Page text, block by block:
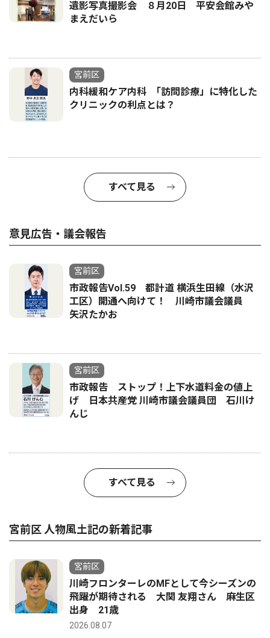
遺影写真撮影会 ８月20日 平安会館みや
まえだいら
宮前区
内科緩和ケア内科 ｢訪問診療」に特化した
クリニックの利点とは？
すべて見る
意見広告・議会報告
宮前区
市政報告Vol.59 都計道 横浜生田線（水沢
工区）開通へ向けて！ 川崎市議会議員
矢沢たかお
宮前区
市政報告 ストップ！上下水道料金の値上
げ 日本共産党 川崎市議会議員団 石川け
んじ
すべて見る
宮前区 人物風土記の新着記事
宮前区
川崎フロンターレのMFとして今シーズンの
飛躍が期待される 大関 友翔さん 麻生区
出身 21歳
2026.08.07